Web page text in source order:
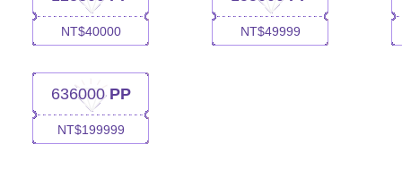
NT$40000 NT$49999
636000 PP
NT$199999